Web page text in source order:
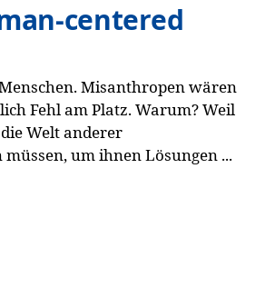
centered
Misanthropen wären
Fehl am Platz. Warum? Weil
Welt anderer
um ihnen Lösungen ...